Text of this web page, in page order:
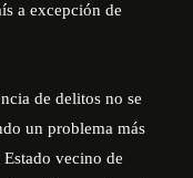
a excepción de
de delitos no se
un problema más
vecino de